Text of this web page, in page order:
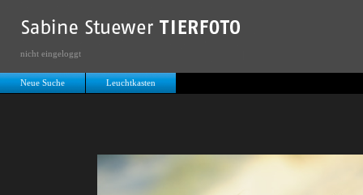
Neue Suche Leuchtkasten
nicht eingeloggt